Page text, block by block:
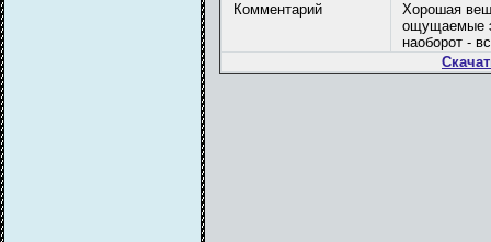
Комментарий
Хорошая
ощущаемые
наоборот -